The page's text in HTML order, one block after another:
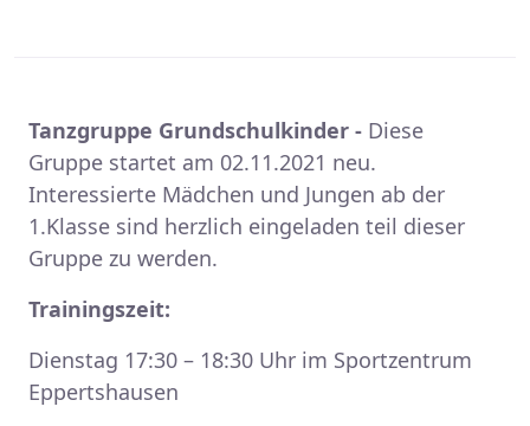
Tanzgruppe Grundschulkinder - Diese
Gruppe startet am 02.11.2021 neu.
Interessierte Mädchen und Jungen ab der
1.Klasse sind herzlich eingeladen teil dieser
Gruppe zu werden.
Trainingszeit:
Dienstag 17:30 – 18:30 Uhr im Sportzentrum
Eppertshausen